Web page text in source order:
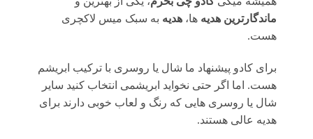
ماندگارترین هدیه ها، هدیه به سبک میس لاکچری
هست.
برای کادو پیشنهاد ما شال یا روسری با ترکیب ابریشم
هست. اما اگر حتی نخواید ابریشمی انتخاب کنید سایر
شال یا روسری هایی که رنگ و لعاب خوبی دارند برای
هدیه عالی هستند.